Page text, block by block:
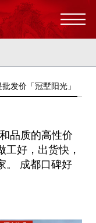
发价「冠墅阳光」
品质的高性价
工好，出货快，
。 成都口碑好